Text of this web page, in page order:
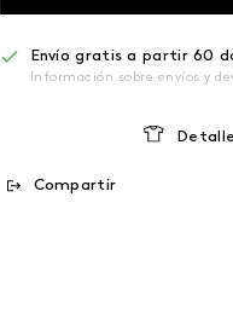
Envío gratis a partir 60
Información sobre envíos y
Compartir